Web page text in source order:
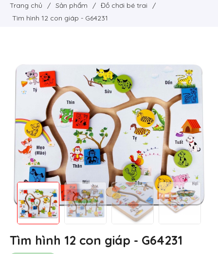
Trang chủ / Sản phẩm / Đồ chơi bé trai
/
Tìm hình 12 con giáp - G64231
Tìm hình 12 con giáp - G64231